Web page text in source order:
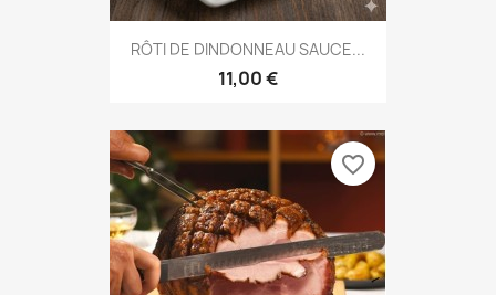
RÔTI DE DINDONNEAU SAUCE...
11,00 €
favorite_border